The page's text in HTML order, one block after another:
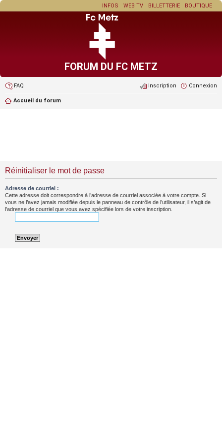
BOUTIQUE
BILLETTERIE
WEB TV
INFOS
FORUM DU FC METZ
FAQ Connexion
Inscription
Accueil du forum
Réinitialiser le mot de passe
Adresse de courriel :
Cette adresse doit correspondre à l’adresse de courriel associée à votre compte. Si
vous ne l’avez jamais modifiée depuis le panneau de contrôle de l’utilisateur, il s’agit de
l’adresse de courriel que vous avez spécifiée lors de votre inscription.